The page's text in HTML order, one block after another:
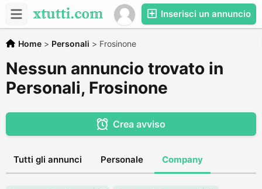
Inserisci un annuncio
Home > Personali > Frosinone
Nessun annuncio trovato in
Personali, Frosinone
Crea avviso
Tutti gli annunci Personale Company